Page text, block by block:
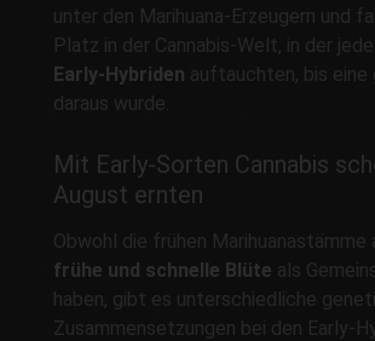
unter den Marihuana-Erzeugern und
Platz in der Cannabis-Welt, in der
Early-Hybriden auftauchten, bis eine
daraus wurde.
Mit Early-Sorten Cannabis
August ernten
Obwohl die frühen Marihuanastämme
frühe und schnelle Blüte als
haben, gibt es unterschiedliche
Zusammensetzungen bei den Early-